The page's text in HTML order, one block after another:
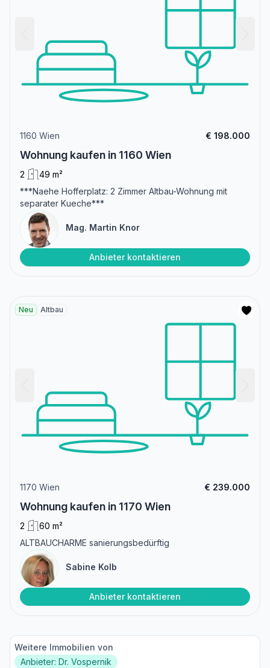
1160 Wien € 198.000
Wohnung kaufen in 1160 Wien
2
49 m²
***Naehe Hofferplatz: 2 Zimmer Altbau-Wohnung mit
separater Kueche***
Mag. Martin Knor
Anbieter kontaktieren
Neu Altbau
1170 Wien € 239.000
Wohnung kaufen in 1170 Wien
2
60 m²
ALTBAUCHARME sanierungsbedürftig
Sabine Kolb
Anbieter kontaktieren
Weitere Immobilien von
Anbieter: Dr. Vospernik